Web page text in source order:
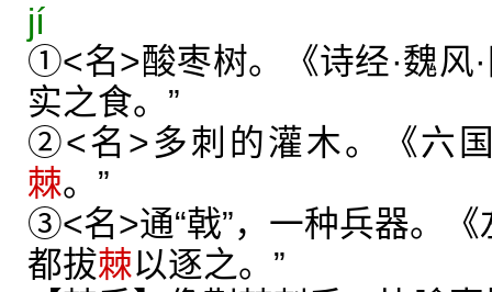
jí
①<名>酸枣树。《诗经·魏风
实之食。”
②<名>多刺的灌木。《六
棘。”
③<名>通“戟”，一种兵器。《
都拔棘以逐之。”